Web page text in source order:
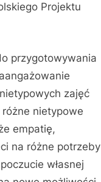
Projektu
przygotowywania
zajęć
nietypowe
empatię,
na różne potrzeby
własnej